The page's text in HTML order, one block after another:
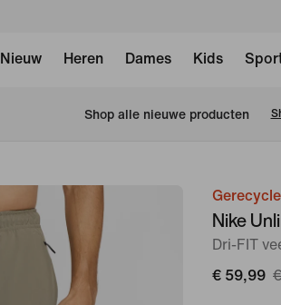
Nieuw Heren Dames Kids
Shop alle nieuwe producten
afbeelding
Nike
Dri-FIT
€ 59,99